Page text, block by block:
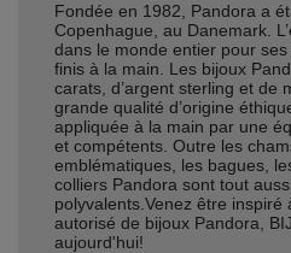
Fondée en 1982, Pandora a
Copenhague, au Danemark.
dans le monde entier pour
finis à la main. Les bijoux
carats, d’argent sterling et de
grande qualité d’origine
appliquée à la main par une
et compétents. Outre les
emblématiques, les bagues,
colliers Pandora sont tout
polyvalents.Venez être inspiré
autorisé de bijoux Pandora,
aujourd'hui!